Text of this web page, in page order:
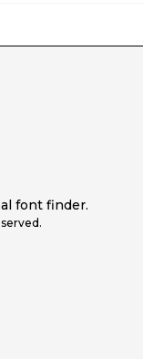
font finder.